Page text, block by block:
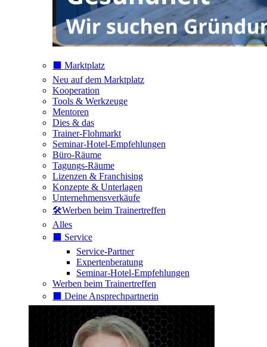
⬛️ Marktplatz
Neu auf dem Marktplatz
Kooperation
Tools & Werkzeuge
Mentoren
Dies & das
Trainer-Flohmarkt
Seminar-Hotel-Empfehlungen
Büro-Räume
Tagungs-Räume
Lizenzen & Franchising
Konzepte & Unterlagen
Unternehmensverkäufe
🛠️Werben beim Trainertreffen
Alles
⬛️ Service
Service-Partner
Expertenberatung
Seminar-Hotel-Empfehlungen
Werben beim Trainertreffen
⬛️ Deine Ansprechpartnerin